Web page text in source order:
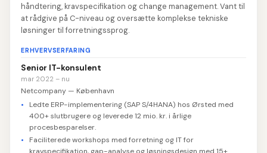
håndtering, kravspecifikation og change management. Vant til
at rådgive på C-niveau og oversætte komplekse tekniske
løsninger til forretningssprog.
ERHVERVSERFARING
Senior IT-konsulent
mar 2022 – nu
Netcompany — København
Ledte ERP-implementering (SAP S/4HANA) hos Ørsted med
400+ slutbrugere og leverede 12 mio. kr. i årlige
procesbesparelser.
Faciliterede workshops med forretning og IT for